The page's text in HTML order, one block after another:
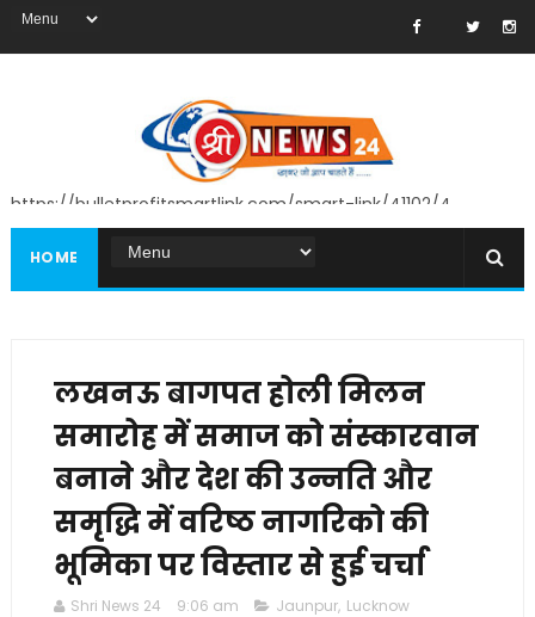
https://bulletprofitsmartlink.com/smart-link/41102/4
HOME
लखनऊ बागपत होली मिलन
समारोह में समाज को संस्कारवान
बनाने और देश की उन्नति और
समृद्धि में वरिष्ठ नागरिको की
भूमिका पर विस्तार से हुई चर्चा
Shri News 24 9:06 am Jaunpur, Lucknow